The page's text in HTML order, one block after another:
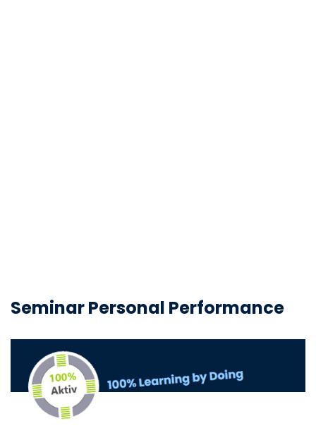
Seminar Personal Performance